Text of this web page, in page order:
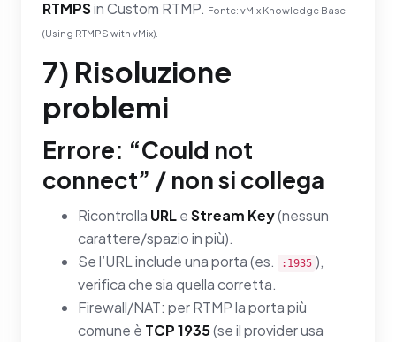
RTMPSin Custom RTMP. Fonte: vMix Knowledge Base
(Using RTMPS with vMix).
7) Risoluzione
problemi
Errore: “Could not
connect” / non si collega
Ricontrolla URLeStream Key(nessun
carattere/spazio in più).
Se l’URL include una porta (es.
:1935 ),
verifica che sia quella corretta.
Firewall/NAT: per RTMP la porta più
comune è TCP 1935(se il provider usa